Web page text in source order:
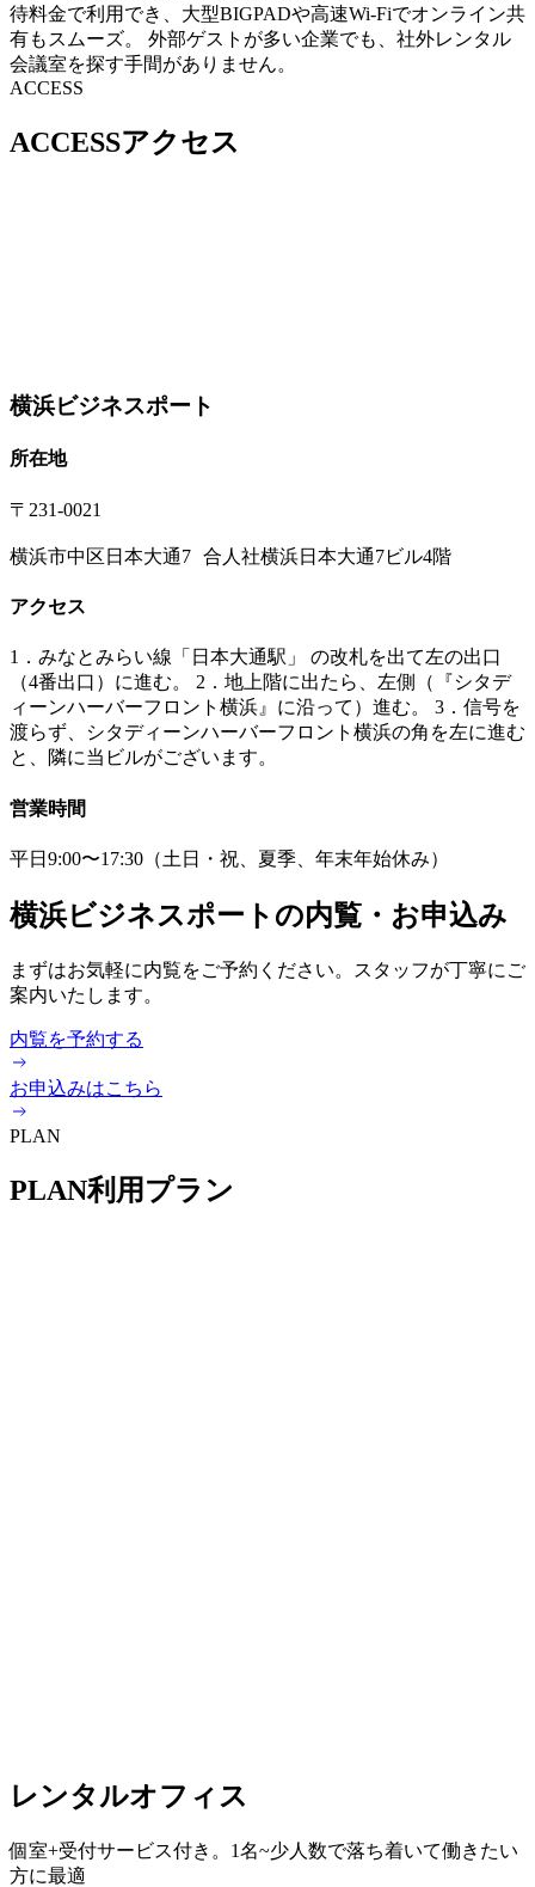
待料金で利用でき、大型BIGPADや高速Wi-Fiでオンライン共
有もスムーズ。 外部ゲストが多い企業でも、社外レンタル
会議室を探す手間がありません。
ACCESS
ACCESSアクセス
横浜ビジネスポート
所在地
〒 231-0021
横浜市中区日本大通7 合人社横浜日本大通7ビル4階
アクセス
1．みなとみらい線「日本大通駅」 の改札を出て左の出口
（4番出口）に進む。 2．地上階に出たら、左側（『シタデ
ィーンハーバーフロント横浜』に沿って）進む。 3．信号を
渡らず、シタディーンハーバーフロント横浜の角を左に進む
と、隣に当ビルがございます。
営業時間
平日9:00〜17:30（土日・祝、夏季、年末年始休み）
横浜ビジネスポートの内覧・お申込み
まずはお気軽に内覧をご予約ください。スタッフが丁寧にご
案内いたします。
内覧を予約する
お申込みはこちら
PLAN
PLAN利用プラン
レンタルオフィス
個室+受付サービス付き。1名~少人数で落ち着いて働きたい
方に最適